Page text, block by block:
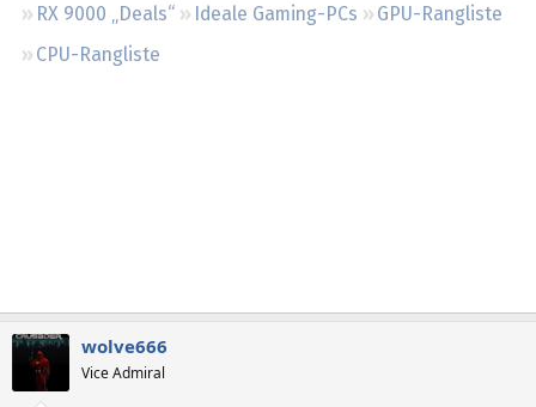
RX 9000 „Deals“
Ideale Gaming-PCs
GPU-Rangliste
CPU-Rangliste
wolve666
Vice Admiral